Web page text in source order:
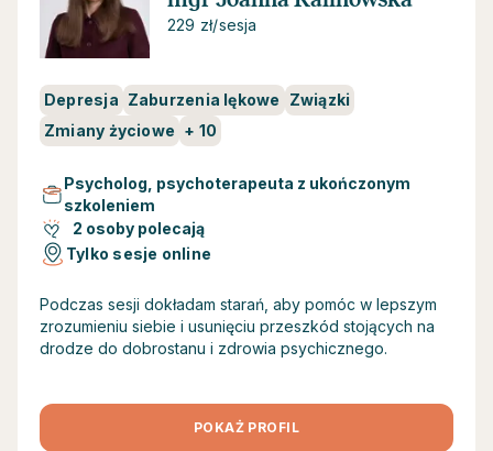
229 zł/sesja
Depresja Zaburzenia lękowe
Związki
Zmiany życiowe + 10
Psycholog, psychoterapeuta z ukończonym
szkoleniem
2 osoby polecają
Tylko sesje online
Podczas sesji dokładam starań, aby pomóc w lepszym
zrozumieniu siebie i usunięciu przeszkód stojących na
drodze do dobrostanu i zdrowia psychicznego.
POKAŻ PROFIL